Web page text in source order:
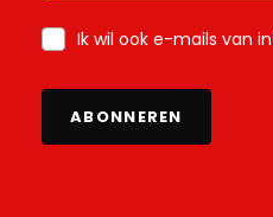
Ik wil ook e-mails van
ABONNEREN